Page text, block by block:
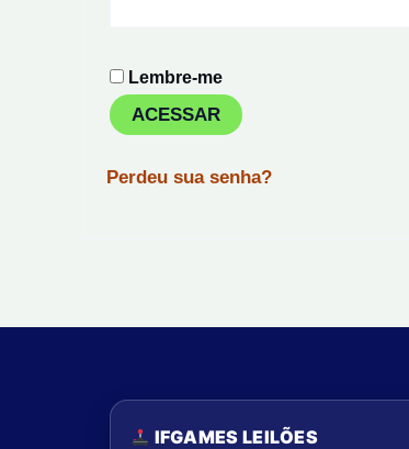
Lembre-me
ACESSAR
Perdeu sua senha?
IFGAMES LEILÕES